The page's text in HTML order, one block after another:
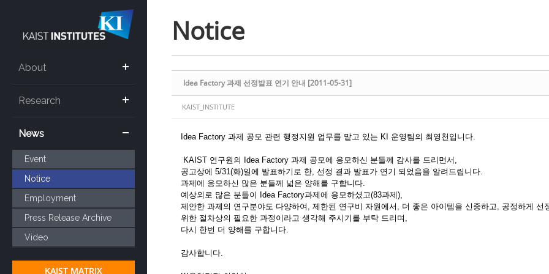
About
Research
News
Event
Notice
Employment
Press Release Archive
Video
Notice
Idea Factory 과제 선정발표 연기 안내 [2011-05-31]
KAIST_INSTITUTE
Idea Factory 과제 공모 관련 행정지원 업무를 맡고 있는 KI 운영팀의 최영천입니다.
KAIST 연구원의 Idea Factory 과제 공모에 응모하신 분들께 감사를 드리면서,
공고상에 5/31(화)일에 발표하기로 한, 선정 결과 발표가 연기 되었음을 알려드립니다.
과제에 응모하신 많은 분들께 넓은 양해를 구합니다.
예상외로 많은 분들이 Idea Factory과제에 응모하셨고(83과제),
제안한 과제의 연구분야도 다양하여, 제한된 연구비 자원에서, 더 좋은 아이템을 신중하고, 공정하게 선
위한 절차상의 필요한 과정이라고 생각해 주시기를 부탁 드리며,
다시 한번 더 양해를 구합니다.
감사합니다.